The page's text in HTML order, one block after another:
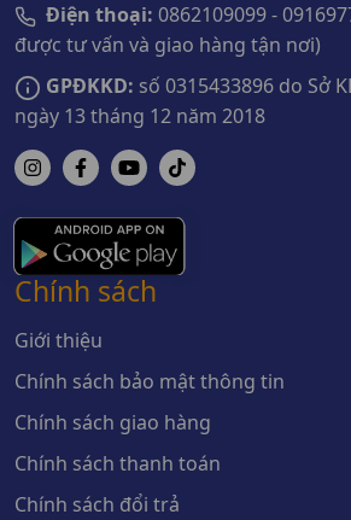
Điện thoại: 0862109099 -
được tư vấn và giao hàng tận nơi)
GPĐKKD: số 0315433896 do Sở
ngày 13 tháng 12 năm 2018
Chính sách
Giới thiệu
Chính sách bảo mật thông tin
Chính sách giao hàng
Chính sách thanh toán
Chính sách đổi trả